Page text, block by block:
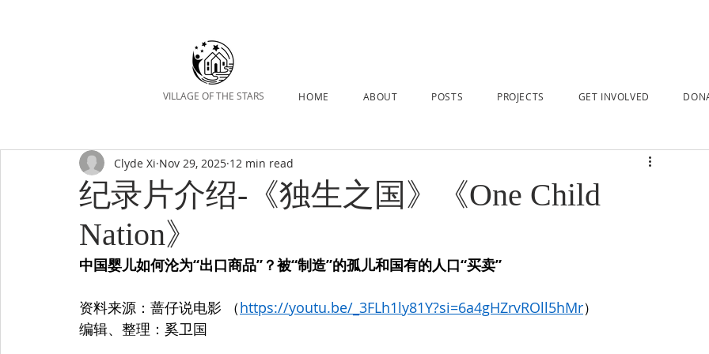
VILLAGE OF THE STARS HOME ABOUT POSTS PROJECTS GET INVOLVED
纪录片介绍-《独生之国》《One Child
Nation》
Clyde Xi Nov 29, 2025 12 min read
中国婴儿如何沦为“出口商品”？被“制造”的孤儿和国有的人口“买卖”
资料来源：蔷仔说电影 （https://youtu.be/_3FLh1ly81Y?si=6a4gHZrvROll5hMr）
编辑、整理：奚卫国